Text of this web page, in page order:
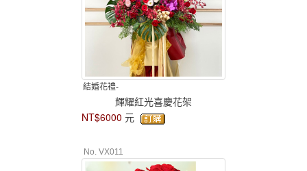
結婚花禮-
輝耀紅光喜慶花架
NT$6000 元
No. VX011